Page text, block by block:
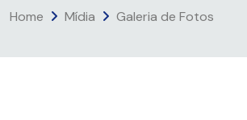
Home Mídia Galeria de Fotos